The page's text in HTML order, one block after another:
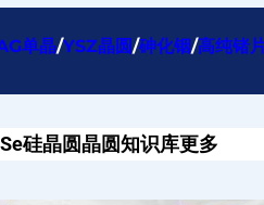
单晶/YSZ晶圆/砷化铟/高纯锗
硅晶圆晶圆知识库更多